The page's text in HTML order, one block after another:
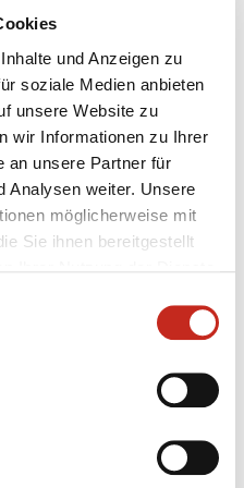
und Anzeigen zu
soziale Medien anbieten
unsere Website zu
wir Informationen zu Ihrer
an unsere Partner für
Analysen weiter. Unsere
möglicherweise mit
Sie ihnen bereitgestellt
nur noch ein
ist, ist unfassbar. Für die
vermeintlichen Täter
dem ersten Einbruch
installiert,
liefern konnten. Alle
intensiv und
hierfür bedanke ich mich
sehr.“